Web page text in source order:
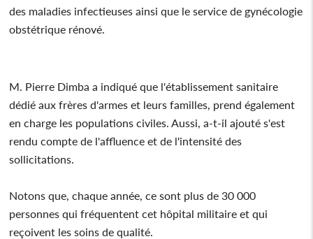
des maladies infectieuses ainsi que le service de gynécologie
obstétrique rénové.
M. Pierre Dimba a indiqué que l'établissement sanitaire
dédié aux frères d'armes et leurs familles, prend également
en charge les populations civiles. Aussi, a-t-il ajouté s'est
rendu compte de l'affluence et de l'intensité des
sollicitations.
Notons que, chaque année, ce sont plus de 30 000
personnes qui fréquentent cet hôpital militaire et qui
reçoivent les soins de qualité.